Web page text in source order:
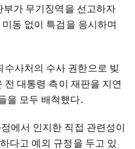
가 무기징역을 선고하자
동 없이 특검을 응시하며
사처의 수사 권한으로 빚
대통령 측이 재판을 지연
을 모두 배척했다.
에서 인지한 직접 관련성이
다고 예외 규정을 두고 있